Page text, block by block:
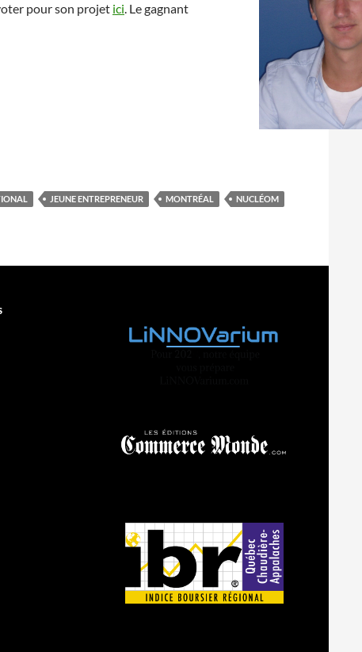
pour son projet ici. Le gagnant
JEUNE ENTREPRENEUR MONTRÉAL
NUCLÉOM